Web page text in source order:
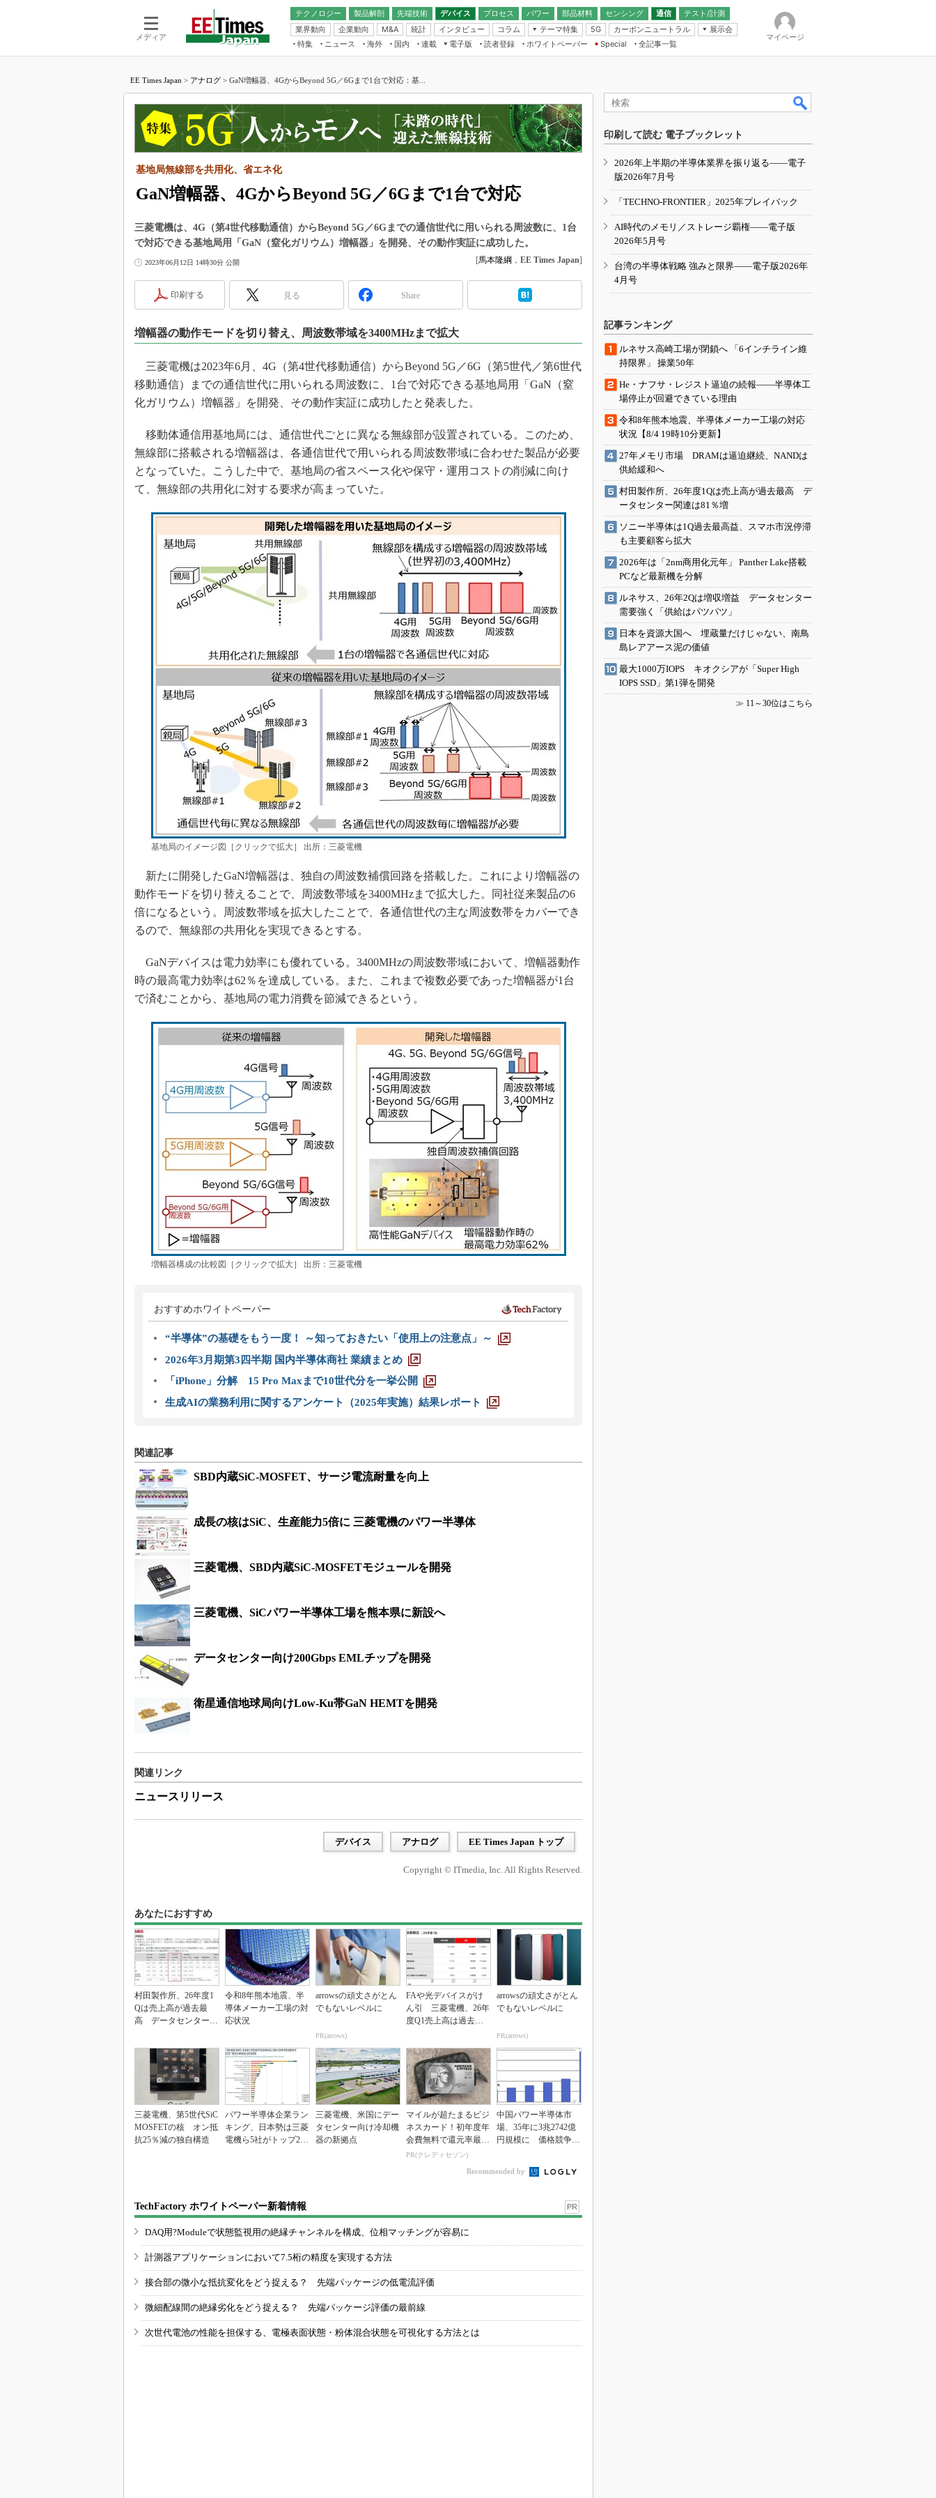
メディア
テクノロジー 製品解剖
先端技術
電池／エネルギー
デバイス
アナログ
マイコン
プロセス パワー 部品材料 センシング
通信
無線
テスト/計測
業界動向
企業動向 M&A 統計 インタビュー コラム
テーマ特集
フィジカルAI
半導体後工程
読者調査（EE Times Research）
カーボンニュートラル
電源設計（EDN Japan）
Japan）
5G カーボンニュートラル
展示会
IoT・エッジコンピューティング
EXPO
EdgeTech＋
TECHNO-FRONTIER
人とくるま展
特集 ニュース 海外 国内
連載
福田昭のデバイス通信
湯之上隆のナノフォーカス
大山聡の業界スコープ
大原雄介のエレ・組み込みプレイバ
学漂流記
踊るバズワード ～Behind the
Buzzword
製品分解で探るアジアの新トレンド
“異端児エンジニア”が仕掛けた社内
イノベーションは日本を救うのか
JASA発IoT通信
「英語に愛されないエンジニア」の
ための新行動論
電子版
電子ブックレット
読者登録 ホワイトペーパー
Special
全記事一覧
マイページ
EE Times Japan > アナログ > GaN増幅器、4GからBeyond 5G／6Gまで1台で対応：基...
GaN増幅器、4GからBeyond 5G／6Gまで1台で対応
基地局無線部を共用化、省エネ化
三菱電機は、4G（第4世代移動通信）からBeyond 5G／6Gまでの通信世代に用いられる周波数に、1台
で対応できる基地局用「GaN（窒化ガリウム）増幅器」を開発、その動作実証に成功した。
2023年06月12日 14時30分 公開 [馬本隆綱 ， EE Times Japan]
印刷する 見る Share
増幅器の動作モードを切り替え、周波数帯域を3400MHzまで拡大
三菱電機は2023年6月、4G（第4世代移動通信）からBeyond 5G／6G（第5世代／第6世代
移動通信）までの通信世代に用いられる周波数に、1台で対応できる基地局用「GaN（窒
化ガリウム）増幅器」を開発、その動作実証に成功したと発表した。
移動体通信用基地局には、通信世代ごとに異なる無線部が設置されている。このため、
無線部に搭載される増幅器は、各通信世代で用いられる周波数帯域に合わせた製品が必要
となっていた。こうした中で、基地局の省スペース化や保守・運用コストの削減に向け
て、無線部の共用化に対する要求が高まっていた。
基地局のイメージ図［クリックで拡大］ 出所：三菱電機
新たに開発したGaN増幅器は、独自の周波数補償回路を搭載した。これにより増幅器の
動作モードを切り替えることで、周波数帯域を3400MHzまで拡大した。同社従来製品の6
倍になるという。周波数帯域を拡大したことで、各通信世代の主な周波数帯をカバーでき
るので、無線部の共用化を実現できるとする。
GaNデバイスは電力効率にも優れている。3400MHzの周波数帯域において、増幅器動作
時の最高電力効率は62％を達成している。また、これまで複数必要であった増幅器が1台
で済むことから、基地局の電力消費を節減できるという。
増幅器構成の比較図［クリックで拡大］ 出所：三菱電機
おすすめホワイトペーパー
“半導体”の基礎をもう一度！ ～知っておきたい「使用上の注意点」～
2026年3月期第3四半期 国内半導体商社 業績まとめ
「iPhone」分解 15 Pro Maxまで10世代分を一挙公開
生成AIの業務利用に関するアンケート（2025年実施）結果レポート
関連記事
SBD内蔵SiC-MOSFET、サージ電流耐量を向上
成長の核はSiC、生産能力5倍に 三菱電機のパワー半導体
三菱電機、SBD内蔵SiC-MOSFETモジュールを開発
三菱電機、SiCパワー半導体工場を熊本県に新設へ
データセンター向け200Gbps EMLチップを開発
衛星通信地球局向けLow-Ku帯GaN HEMTを開発
関連リンク
ニュースリリース
デバイス アナログ EE Times Japan トップ
Copyright © ITmedia, Inc. All Rights Reserved.
あなたにおすすめ
村田製作所、26年度1
Qは売上高が過去最
高 データセンター関
令和8年熊本地震、半
導体メーカー工場の対
応状況
arrowsの頑丈さがとん
でもないレベルに
PR(arrows)
FAや光デバイスがけ
ん引 三菱電機、26年
度Q1売上高は過去最
arrowsの頑丈さがとん
でもないレベルに
PR(arrows)
三菱電機、第5世代SiC
MOSFETの核 オン抵
抗25％減の独自構造
パワー半導体企業ラン
キング、日本勢は三菱
電機ら5社がトップ20
三菱電機、米国にデー
タセンター向け冷却機
器の新拠点
マイルが超たまるビジ
ネスカード！初年度年
会費無料で還元率最大
1.125%
PR(クレディセゾン)
中国パワー半導体市
場、35年に3兆2742億
円規模に 価格競争さ
Recommended by
TechFactory ホワイトペーパー新着情報 PR
DAQ用?Moduleで状態監視用の絶縁チャンネルを構成、位相マッチングが容易に
計測器アプリケーションにおいて7.5桁の精度を実現する方法
接合部の微小な抵抗変化をどう捉える？ 先端パッケージの低電流評価
微細配線間の絶縁劣化をどう捉える？ 先端パッケージ評価の最前線
次世代電池の性能を担保する、電極表面状態・粉体混合状態を可視化する方法とは
印刷して読む 電子ブックレット
2026年上半期の半導体業界を振り返る――電子
版2026年7月号
「TECHNO-FRONTIER」2025年プレイバック
AI時代のメモリ／ストレージ覇権――電子版
2026年5月号
台湾の半導体戦略 強みと限界――電子版2026年
4月号
記事ランキング
ルネサス高崎工場が閉鎖へ 「6インチライン維
持限界」 操業50年
He・ナフサ・レジスト逼迫の続報――半導体工
場停止が回避できている理由
令和8年熊本地震、半導体メーカー工場の対応
状況【8/4 19時10分更新】
27年メモリ市場 DRAMは逼迫継続、NANDは
供給緩和へ
村田製作所、26年度1Qは売上高が過去最高 デ
ータセンター関連は81％増
ソニー半導体は1Q過去最高益、スマホ市況停滞
も主要顧客ら拡大
2026年は「2nm商用化元年」 Panther Lake搭載
PCなど最新機を分解
ルネサス、26年2Qは増収増益 データセンター
需要強く「供給はパツパツ」
日本を資源大国へ 埋蔵量だけじゃない、南鳥
島レアアース泥の価値
最大1000万IOPS キオクシアが「Super High
IOPS SSD」第1弾を開発
≫ 11～30位はこちら